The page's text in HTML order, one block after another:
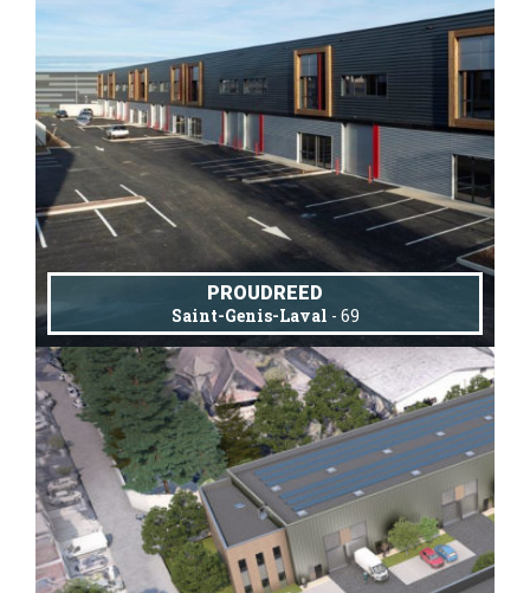
PROUDREED
Saint-Genis-Laval - 69